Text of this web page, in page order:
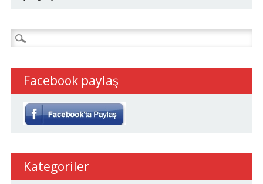
Arama:
Facebook paylaş
Kategoriler